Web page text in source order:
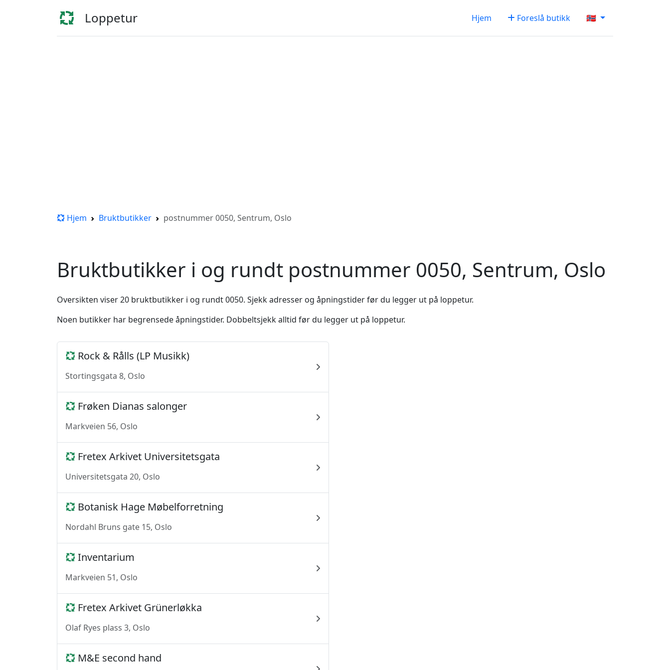
Loppetur Hjem Foreslå butikk 🇳🇴
Hjem Bruktbutikker postnummer 0050, Sentrum, Oslo
Bruktbutikker i og rundt postnummer 0050, Sentrum, Oslo
Oversikten viser 20 bruktbutikker i og rundt 0050. Sjekk adresser og åpningstider før du legger ut på loppetur.
Noen butikker har begrensede åpningstider. Dobbeltsjekk alltid før du legger ut på loppetur.
Rock & Rålls (LP Musikk)
Stortingsgata 8, Oslo
Frøken Dianas salonger
Markveien 56, Oslo
Fretex Arkivet Universitetsgata
Universitetsgata 20, Oslo
Botanisk Hage Møbelforretning
Nordahl Bruns gate 15, Oslo
Inventarium
Markveien 51, Oslo
Fretex Arkivet Grünerløkka
Olaf Ryes plass 3, Oslo
M&E second hand